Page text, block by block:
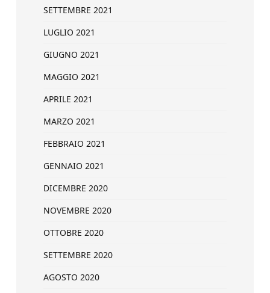
SETTEMBRE 2021
LUGLIO 2021
GIUGNO 2021
MAGGIO 2021
APRILE 2021
MARZO 2021
FEBBRAIO 2021
GENNAIO 2021
DICEMBRE 2020
NOVEMBRE 2020
OTTOBRE 2020
SETTEMBRE 2020
AGOSTO 2020